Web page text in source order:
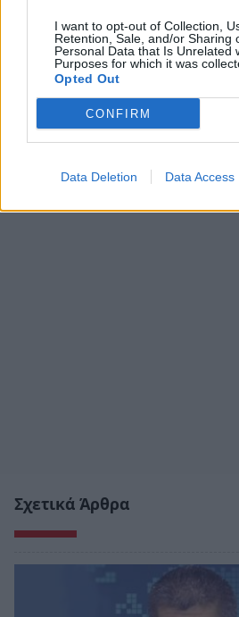
I want to opt-out of Collection,
Retention, Sale, and/or Sharing
Personal Data that Is Unrelated
Purposes for which it was
Opted Out
CONFIRM
Data Deletion Data Access
Σχετικά Άρθρα